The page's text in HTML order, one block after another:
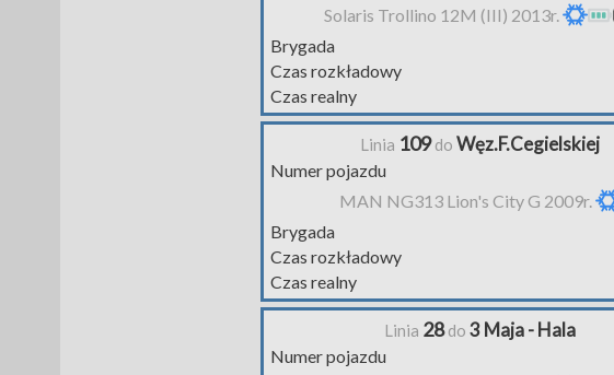
Solaris Trollino 12M (III) 2013r.
Brygada
Czas rozkładowy
Czas realny
Linia 109do Węz.F.Cegielskiej
Numer pojazdu
MAN NG313 Lion's City G 2009r.
Brygada
Czas rozkładowy
Czas realny
Linia 28do 3 Maja - Hala
Numer pojazdu